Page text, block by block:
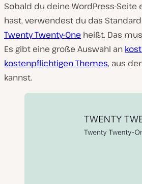
Sobald du deine WordPress-
hast, verwendest du das
Twenty Twenty-One heißt. Das
Es gibt eine große Auswahl an
kostenpflichtigen Themes, aus
kannst.